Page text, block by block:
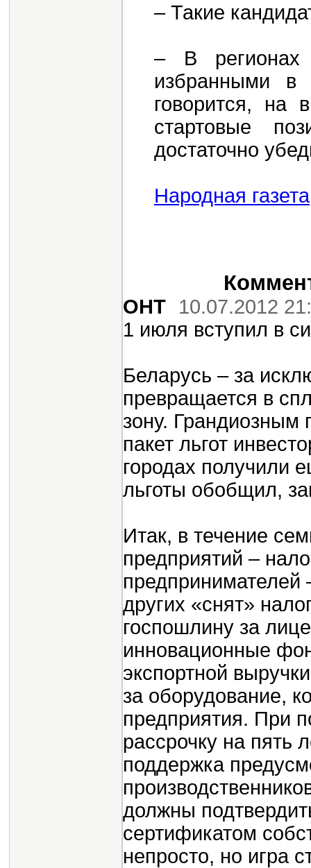
– Такие
– В регионах
избранными в
говорится,
стартовые
достаточно
Народная газета
OHT
10.07.2012
1 июля вступил в
Беларусь – за
превращается в
зону. Грандиозным
пакет льгот
городах получили
льготы обобщил,
Итак, в течение
предприятий –
предпринимателей
других «снят»
госпошлину за
инновационные
экспортной
за оборудование,
предприятия. При
рассрочку на пять
поддержка
должны
сертификатом
непросто, но игра